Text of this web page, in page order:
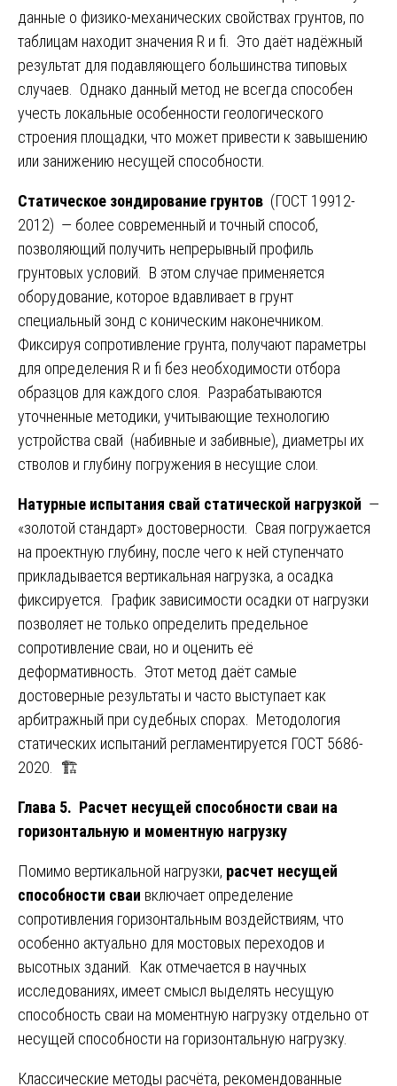
данные о физико-механических свойствах грунтов, по
таблицам находит значения R и fi. Это даёт надёжный
результат для подавляющего большинства типовых
случаев. Однако данный метод не всегда способен
учесть локальные особенности геологического
строения площадки, что может привести к завышению
или занижению несущей способности.
Статическое зондирование грунтов (ГОСТ 19912-
2012) — более современный и точный способ,
позволяющий получить непрерывный профиль
грунтовых условий. В этом случае применяется
оборудование, которое вдавливает в грунт
специальный зонд с коническим наконечником.
Фиксируя сопротивление грунта, получают параметры
для определения R и fi без необходимости отбора
образцов для каждого слоя. Разрабатываются
уточненные методики, учитывающие технологию
устройства свай (набивные и забивные), диаметры их
стволов и глубину погружения в несущие слои.
Натурные испытания свай статической нагрузкой —
«золотой стандарт» достоверности. Свая погружается
на проектную глубину, после чего к ней ступенчато
прикладывается вертикальная нагрузка, а осадка
фиксируется. График зависимости осадки от нагрузки
позволяет не только определить предельное
сопротивление сваи, но и оценить её
деформативность. Этот метод даёт самые
достоверные результаты и часто выступает как
арбитражный при судебных спорах. Методология
статических испытаний регламентируется ГОСТ 5686-
2020. 🏗️
Глава 5. Расчет несущей способности сваи на
горизонтальную и моментную нагрузку
Помимо вертикальной нагрузки, расчет несущей
способности сваи включает определение
сопротивления горизонтальным воздействиям, что
особенно актуально для мостовых переходов и
высотных зданий. Как отмечается в научных
исследованиях, имеет смысл выделять несущую
способность сваи на моментную нагрузку отдельно от
несущей способности на горизонтальную нагрузку.
Классические методы расчёта, рекомендованные